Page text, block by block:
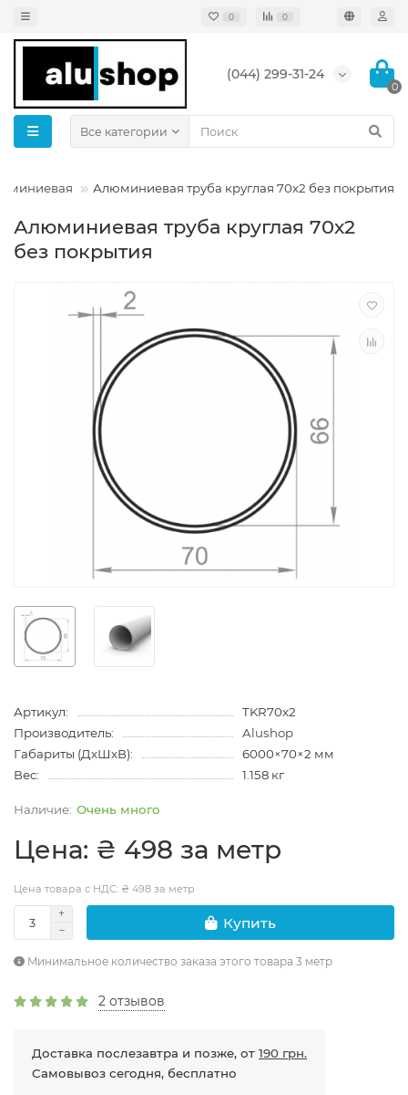
0 0
(044) 299-31-24
0
Все категории
Алюминиевая труба круглая 70х2 без покрытия
Алюминиевая труба круглая 70х2
без покрытия
Артикул:
TKR70x2
Производитель:
Alushop
Габариты (ДхШхВ):
6000×70×2 мм
Вес:
1.158 кг
Очень много
Цена: ₴ 498 за метр
Цена товара с НДС: ₴ 498 за метр
Купить
Минимальное количество заказа этого товара 3 метр
2 отзывов
Доставка послезавтра и позже, от 190 грн.
Самовывоз сегодня, бесплатно